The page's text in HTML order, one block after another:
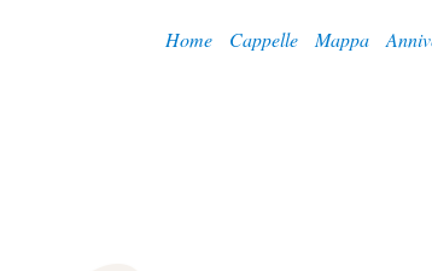
Home Cappelle Mappa